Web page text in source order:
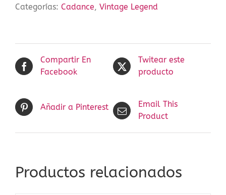
ml
Categorías: Cadance, Vintage Legend
Compartir En
Facebook
Twitear este
producto
Añadir a Pinterest
Email This
Product
Productos relacionados